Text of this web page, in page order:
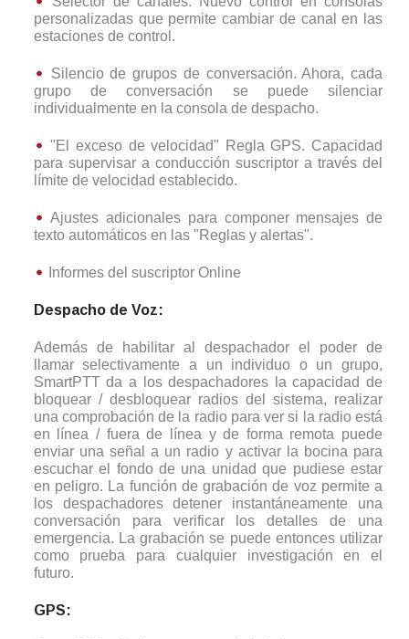
personalizadas que permite cambiar de canal en las
estaciones de control.
Silencio de grupos de conversación. Ahora, cada
grupo de conversación se puede silenciar
individualmente en la consola de despacho.
"El exceso de velocidad" Regla GPS. Capacidad
para supervisar a conducción suscriptor a través del
límite de velocidad establecido.
Ajustes adicionales para componer mensajes de
texto automáticos en las "Reglas y alertas".
Informes del suscriptor Online
Despacho de Voz:
Además de habilitar al despachador el poder de
llamar selectivamente a un individuo o un grupo,
SmartPTT da a los despachadores la capacidad de
bloquear / desbloquear radios del sistema, realizar
una comprobación de la radio para ver si la radio está
en línea / fuera de línea y de forma remota puede
enviar una señal a un radio y activar la bocina para
escuchar el fondo de una unidad que pudiese estar
en peligro. La función de grabación de voz permite a
los despachadores detener instantáneamente una
conversación para verificar los detalles de una
emergencia. La grabación se puede entonces utilizar
como prueba para cualquier investigación en el
futuro.
GPS: